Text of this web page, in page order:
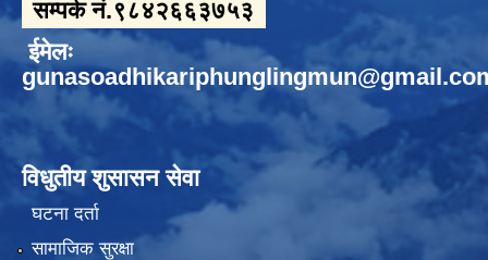
सम्पर्क नं.९८४२६६३७५३
ईमेलः
विधुतीय शुसासन सेवा
घटना दर्ता
सामाजिक सुरक्षा